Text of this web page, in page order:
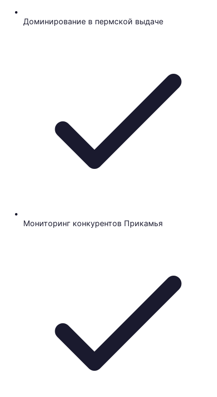
Доминирование в пермской выдаче
Мониторинг конкурентов Прикамья